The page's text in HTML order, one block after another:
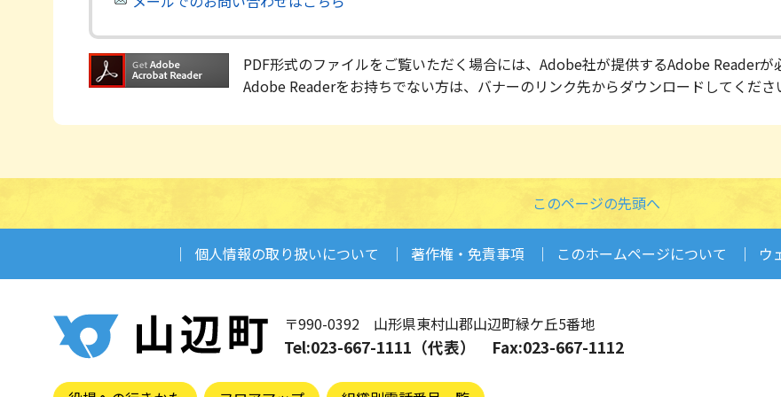
PDF形式のファイルをご覧いただく場合には、Adobe社が提供するAdobe Readerが
Adobe Readerをお持ちでない方は、バナーのリンク先からダウンロードしてくださ
このページの先頭へ
個人情報の取り扱いについて 著作権・免責事項 このホームページについて ウ
〒990-0392 山形県東村山郡山辺町緑ケ丘5番地
Tel:023-667-1111（代表） Fax:023-667-1112